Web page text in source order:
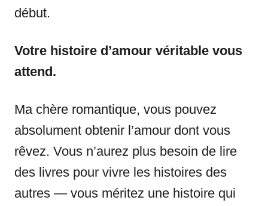
début.
Votre histoire d’amour véritable vous
attend.
Ma chère romantique, vous pouvez
absolument obtenir l’amour dont vous
rêvez. Vous n’aurez plus besoin de lire
des livres pour vivre les histoires des
autres — vous méritez une histoire qui